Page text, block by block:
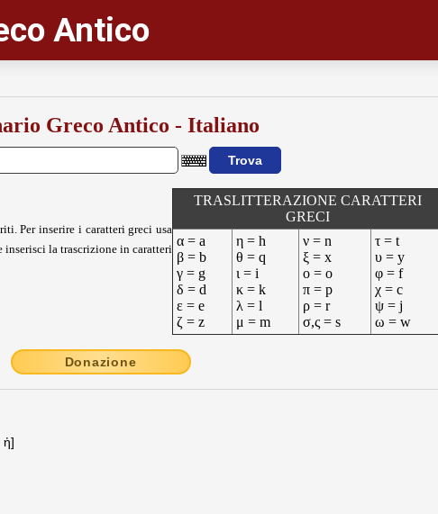
Antico
Greco Antico - Italiano
Per inserire i caratteri greci usa
inserisci la trascrizione in caratteri
TRASLITTERAZIONE CARATTERI
GRECI
α = a
β = b
γ = g
δ = d
ε = e
ζ = z
η = h
θ = q
ι = i
κ = k
λ = l
μ = m
ν = n
ξ = x
ο = o
π = p
ρ = r
σ,ς = s
τ = t
υ = y
φ = f
χ = c
ψ = j
ω = w
Donazione
ἡ]